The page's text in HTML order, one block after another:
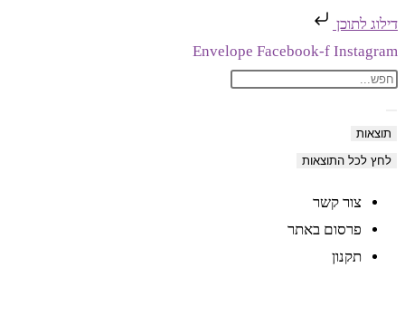
דילוג לתוכן
Skip
to
Envelope Facebook-f Instagram
Search
תוצאות
לחץ לכל התוצאות
צור קשר
פרסום באתר
תקנון